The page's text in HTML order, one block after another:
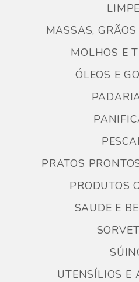
MASSAS,
MOLHOS E
ÓLEOS E
PRATOS
PRODUTOS
SAUDE E
UTENSÍLIOS E